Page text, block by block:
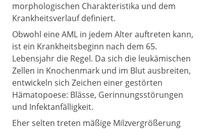
morphologischen Charakteristika und dem
Krankheitsverlauf definiert.
Obwohl eine AML in jedem Alter auftreten kann,
ist ein Krankheitsbeginn nach dem 65.
Lebensjahr die Regel. Da sich die leukämischen
Zellen in Knochenmark und im Blut ausbreiten,
entwickeln sich Zeichen einer gestörten
Hämatopoese: Blässe, Gerinnungsstörungen
und Infektanfälligkeit.
Eher selten treten mäßige Milzvergrößerung